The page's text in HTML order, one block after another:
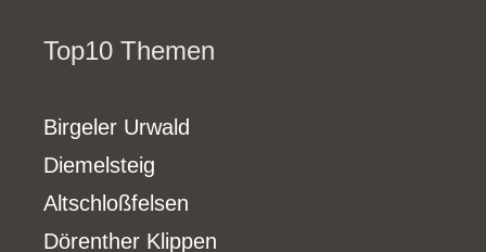
Top10 Themen
Birgeler Urwald
Diemelsteig
Altschloßfelsen
Dörenther Klippen